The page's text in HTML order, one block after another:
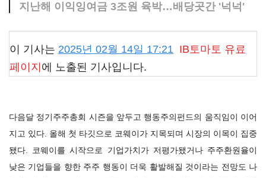
지난해 이익잉여금 3조원 육박…배당곳간 '넉넉'
이 기사는 2025년 02월 14일 17:21 IB토마토 유료
페이지 에 노출된 기사입니다.
다음달 정기주주총회 시즌을 앞두고 행동주의펀드의 움직임이 이어
지고 있다. 올해 첫 타깃으로 코웨이가 지목되며 시장의 이목이 집중
됐다. 코웨이를 시작으로 기업가치가 저평가됐거나 주주환원율이
낮은 기업들을 향한 주주 행동이 더욱 활발해질 것이라는 전망도 나